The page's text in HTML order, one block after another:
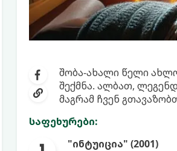
შობა-ახალი წელი
შექმნა. ალბათ,
მაგრამ ჩვენ
საფეხურები:
"ინტუიცია" (2001)